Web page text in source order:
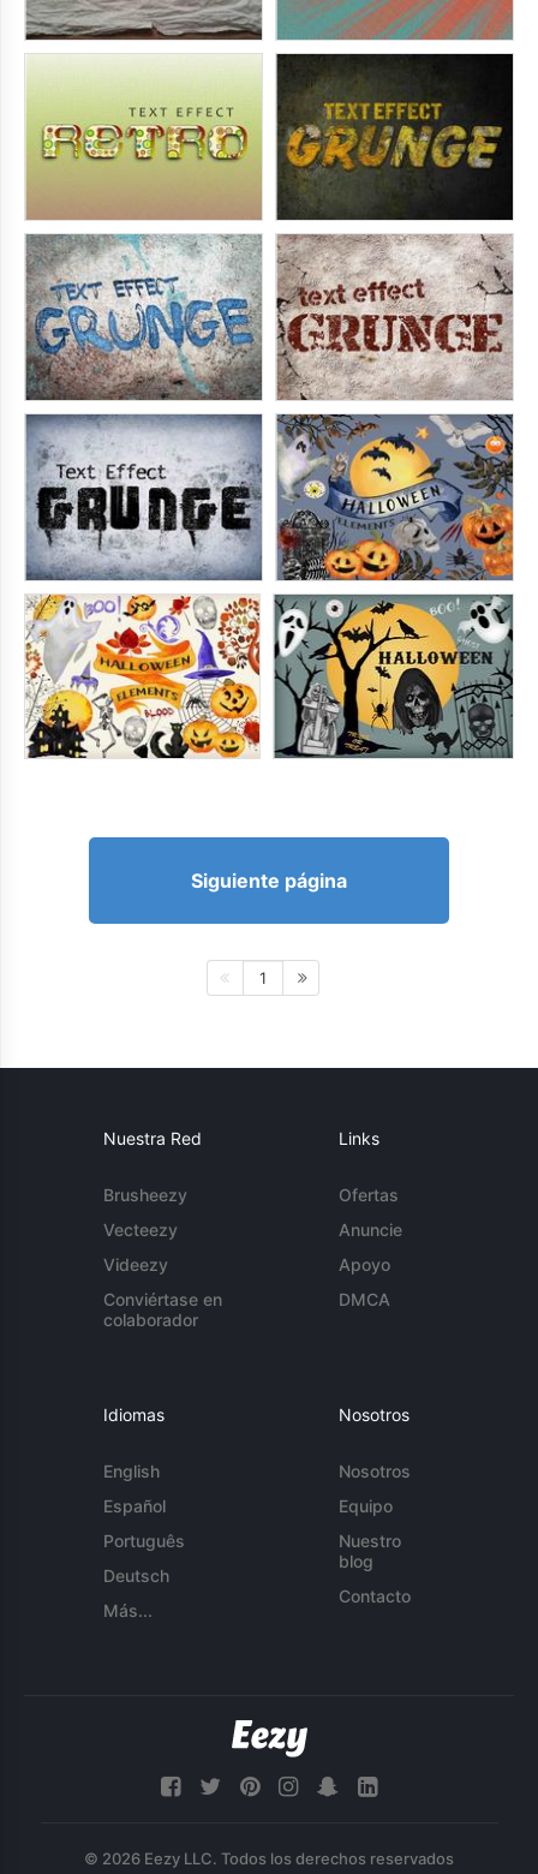
Siguiente página
1
Nuestra Red
Brusheezy
Vecteezy
Videezy
Conviértase en
colaborador
Links
Ofertas
Anuncie
Apoyo
DMCA
Idiomas
English
Español
Português
Deutsch
Más...
Nosotros
Nosotros
Equipo
Nuestro
blog
Contacto
© 2026 Eezy LLC. Todos los derechos reservados